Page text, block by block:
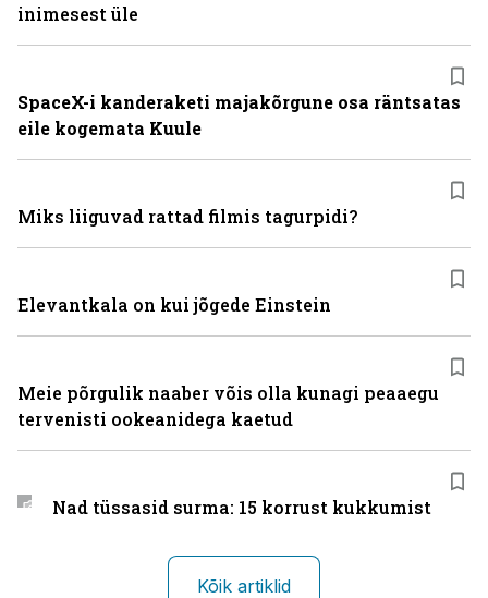
inimesest üle
SpaceX-i kanderaketi majakõrgune osa räntsatas
eile kogemata Kuule
Miks liiguvad rattad filmis tagurpidi?
Elevantkala on kui jõgede Einstein
Meie põrgulik naaber võis olla kunagi peaaegu
tervenisti ookeanidega kaetud
Nad tüssasid surma: 15 korrust kukkumist
Kõik artiklid